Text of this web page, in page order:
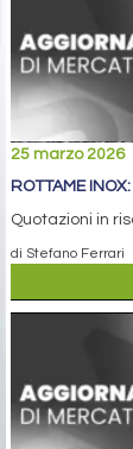
25 marzo 2026
ROTTAME
Quotazioni in
di Stefano Ferrari